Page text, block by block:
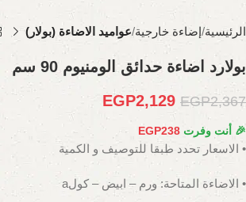
الرئيسية إضاءة خارجية عواميد الاضاءة (بولار)
بولارد اضاءة حدائق الومنيوم 90 سم
EGP2,367
EGP2,129
🎉 أنت وفرت EGP238
• الاسعار تحدد طبقا للتوصيف و الكمية
• الاضاءة المتاحة: ورم – ابيض – كولa